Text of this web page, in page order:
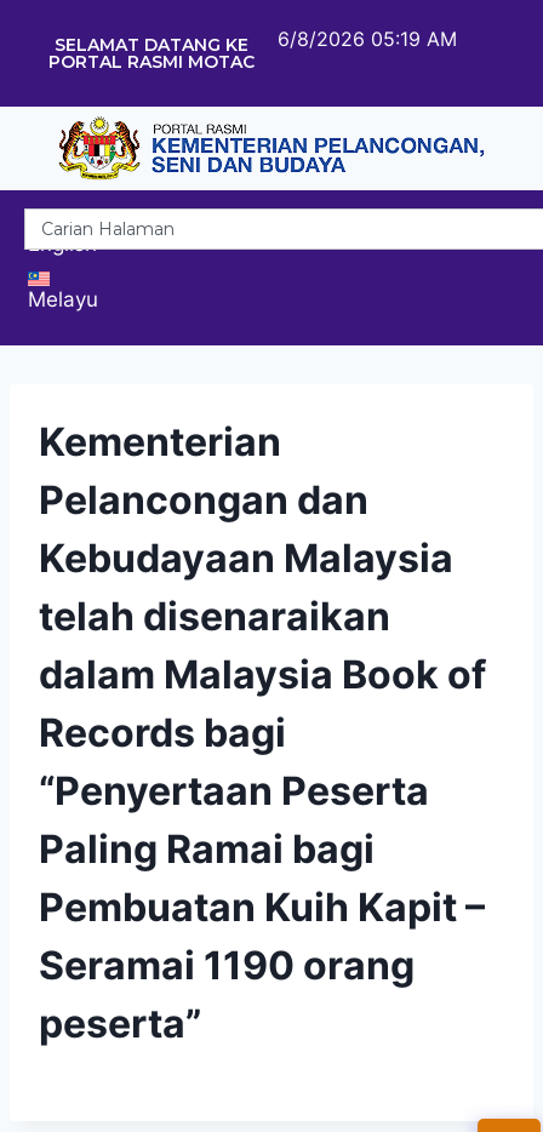
SELAMAT DATANG KE
PORTAL RASMI MOTAC
6/8/2026 05:19 AM
English
Melayu
Kementerian
Pelancongan dan
Kebudayaan Malaysia
telah disenaraikan
dalam Malaysia Book of
Records bagi
“Penyertaan Peserta
Paling Ramai bagi
Pembuatan Kuih Kapit –
Seramai 1190 orang
peserta”